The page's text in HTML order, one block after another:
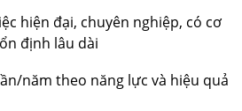
hiện đại, chuyên nghiệp, có cơ
định lâu dài
năm theo năng lực và hiệu quả